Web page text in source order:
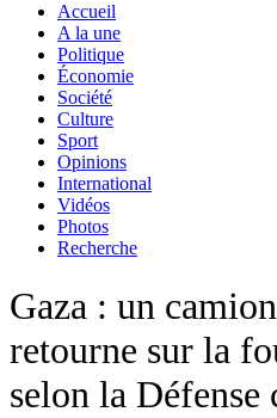
Accueil
A la une
Politique
Économie
Société
Culture
Sport
Opinions
International
Vidéos
Photos
Recherche
Gaza : un
retourne sur la
selon la Défense